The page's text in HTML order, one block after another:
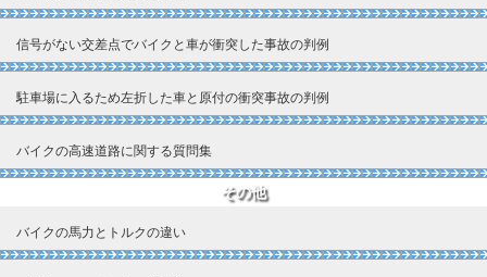
信号がない交差点でバイクと車が衝突した事故の判例
駐車場に入るため左折した車と原付の衝突事故の判例
バイクの高速道路に関する質問集
その他
バイクの馬力とトルクの違い